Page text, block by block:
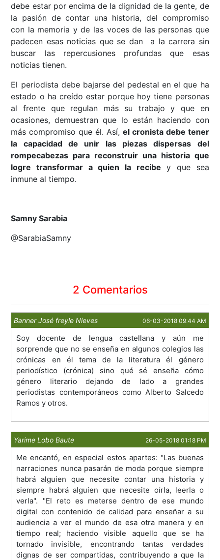
debe estar por encima de la dignidad de la gente, de
la pasión de contar una historia, del compromiso
con la memoria y de las voces de las personas que
padecen esas noticias que se dan a la carrera sin
buscar las repercusiones profundas que esas
noticias tienen.
El periodista debe bajarse del pedestal en el que ha
estado o ha creído estar porque hoy tiene personas
al frente que regulan más su trabajo y que en
ocasiones, demuestran que lo están haciendo con
más compromiso que él. Así, el cronista debe tener
la capacidad de unir las piezas dispersas del
rompecabezas para reconstruir una historia que
logre transformar a quien la recibe y que sea
inmune al tiempo.
Samny Sarabia
@SarabiaSamny
2 Comentarios
Banner José freyle Nieves 06-03-2018 09:44 AM
Soy docente de lengua castellana y aún me
sorprende que no se enseña en algunos colegios las
crónicas en él tema de la literatura él género
periodístico (crónica) sino qué sé enseña cómo
género literario dejando de lado a grandes
periodistas contemporáneos como Alberto Salcedo
Ramos y otros.
Yarime Lobo Baute 26-05-2018 01:18 PM
Me encantó, en especial estos apartes: "Las buenas
narraciones nunca pasarán de moda porque siempre
habrá alguien que necesite contar una historia y
siempre habrá alguien que necesite oírla, leerla o
verla". "El reto es meterse dentro de ese mundo
digital con contenido de calidad para enseñar a su
audiencia a ver el mundo de esa otra manera y en
tiempo real; haciendo visible aquello que se ha
tornado invisible, encontrando tantas verdades
dignas de ser compartidas, contribuyendo a que la